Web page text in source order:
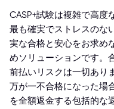
CASP+試験は複雑で高度
最も確実でストレスのな
実な合格と安心をお求め
めソリューションです。
前払いリスクは一切あり
万が一不合格になった場
を全額返金する包括的な